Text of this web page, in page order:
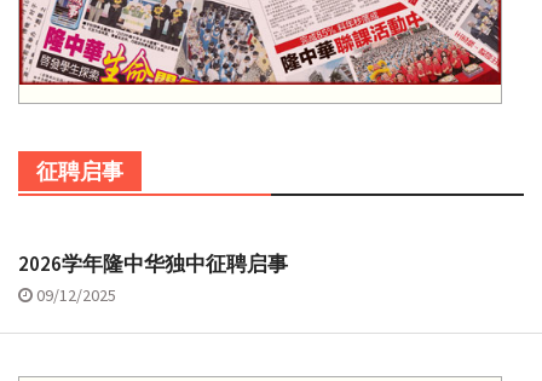
征聘启事
2026学年隆中华独中征聘启事
09/12/2025